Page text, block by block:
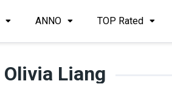
ANNO TOP Rated
Olivia Liang